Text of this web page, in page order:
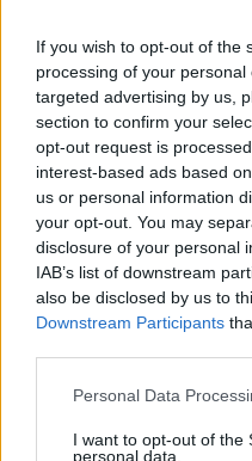
If you wish to opt-out of the
processing of your
targeted advertising by us,
section to confirm your
opt-out request is
interest-based ads based
us or personal information
your opt-out. You may
disclosure of your personal
IAB’s list of downstream
also be disclosed by us to
Downstream Participants
Please note that this
not limited to your visit or
Personal Data
I want to opt-out of the
personal data.